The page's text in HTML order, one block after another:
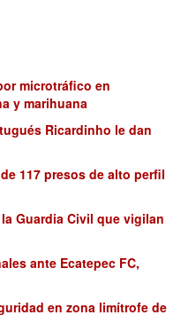
microtráfico en
y marihuana
Ricardinho le dan
117 presos de alto perfil
Guardia Civil que vigilan
ante Ecatepec FC,
en zona limítrofe de